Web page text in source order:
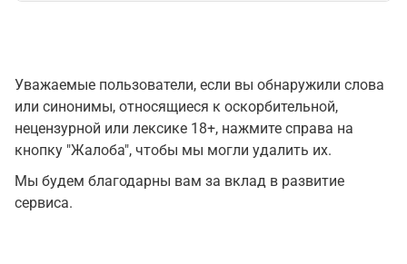
Уважаемые пользователи, если вы обнаружили слова
или синонимы, относящиеся к оскорбительной,
нецензурной или лексике 18+, нажмите справа на
кнопку "Жалоба", чтобы мы могли удалить их.
Мы будем благодарны вам за вклад в развитие
сервиса.